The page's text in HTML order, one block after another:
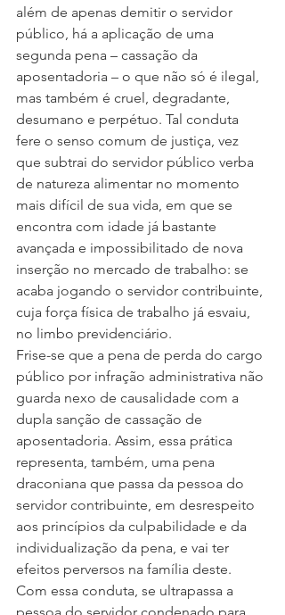
além de apenas demitir o servidor
público, há a aplicação de uma
segunda pena – cassação da
aposentadoria – o que não só é ilegal,
mas também é cruel, degradante,
desumano e perpétuo. Tal conduta
fere o senso comum de justiça, vez
que subtrai do servidor público verba
de natureza alimentar no momento
mais difícil de sua vida, em que se
encontra com idade já bastante
avançada e impossibilitado de nova
inserção no mercado de trabalho: se
acaba jogando o servidor contribuinte,
cuja força física de trabalho já esvaiu,
no limbo previdenciário.
Frise-se que a pena de perda do cargo
público por infração administrativa não
guarda nexo de causalidade com a
dupla sanção de cassação de
aposentadoria. Assim, essa prática
representa, também, uma pena
draconiana que passa da pessoa do
servidor contribuinte, em desrespeito
aos princípios da culpabilidade e da
individualização da pena, e vai ter
efeitos perversos na família deste.
Com essa conduta, se ultrapassa a